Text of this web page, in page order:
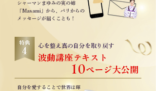
シャーマンまゆみの実の姉
「Masami」から、パリからの
メッセージが届くことも！
心を整え真の自分を取り戻す
​波動講座テキスト
10ページ大公開
自分を愛することで世界は輝